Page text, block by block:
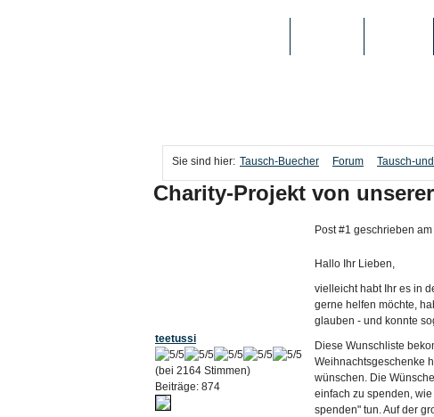
Sie sind hier: Tausch-Buecher Forum Tausch-
Charity-Projekt von
teetussi
(bei 2164 Stimmen)
Beiträge: 874
Post #1 geschrieben
Hallo Ihr Lieben,
vielleicht habt Ihr es in
gerne helfen möchte,
glauben - und konnte
Diese Wunschliste
Weihnachtsgeschenke
wünschen. Die
einfach zu spenden,
spenden" tun. Auf der